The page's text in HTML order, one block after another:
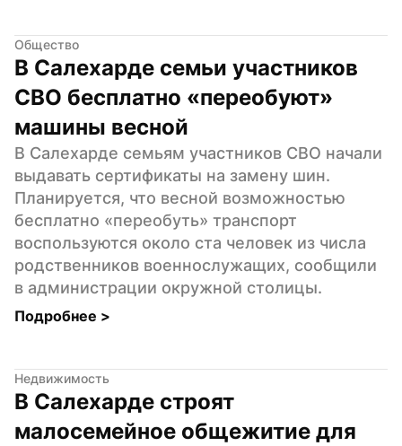
Общество
В Салехарде семьи участников
СВО бесплатно «переобуют»
машины весной
В Салехарде семьям участников СВО начали
выдавать сертификаты на замену шин.
Планируется, что весной возможностью
бесплатно «переобуть» транспорт
воспользуются около ста человек из числа
родственников военнослужащих, сообщили
в администрации окружной столицы.
Подробнее >
Недвижимость
В Салехарде строят
малосемейное общежитие для